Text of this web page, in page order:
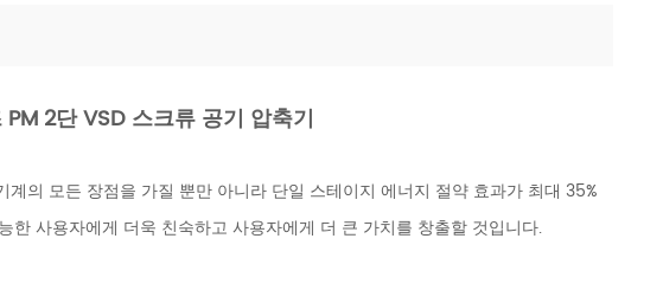
PM 2단 VSD 스크류 공기 압축기
의 모든 장점을 가질 뿐만 아니라 단일 스테이지 에너지 절약 효과가 최대 35%
사용자에게 더욱 친숙하고 사용자에게 더 큰 가치를 창출할 것입니다.